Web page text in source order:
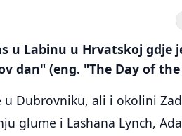
u Labinu u Hrvatskoj gdje
dan" (eng. "The Day of the
Dubrovniku, ali i okolini
glume i Lashana Lynch,